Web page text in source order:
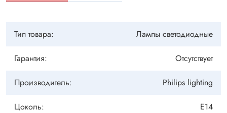
Тип товара: Лампы светодиодные
Гарантия: Отсутствует
Производитель: Philips lighting
Цоколь: E14